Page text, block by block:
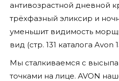
антивозрастной дневной
трёхфазный эликсир и
уменьшит видимость
вид (стр. 131 каталога Avon
Мы сталкиваемся с
точками на лице. AVON